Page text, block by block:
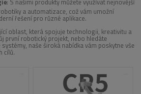
a automatizace, což vám umožní
řešení pro různé aplikace.
oblast, která spojuje technologii, kreativitu a
první robotický projekt, nebo hledáte
naše široká nabídka vám poskytne vše
cílů.